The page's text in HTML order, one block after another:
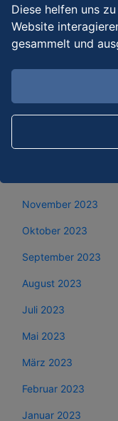
Juni 2024
Mai 2024
April 2024
Januar 2024
November 2023
Oktober 2023
September 2023
August 2023
Juli 2023
Mai 2023
März 2023
Februar 2023
Januar 2023
Diese helfen uns
Website
gesammelt und